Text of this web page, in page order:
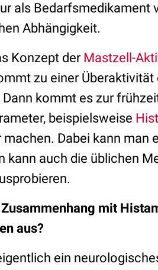
als Bedarfsmedikament
Abhängigkeit.
Konzept derMastzell-
zu einer
kommt es zur
beispielsweise
Dabei kann man
kann auch die üblichen
mit
aus?
ein